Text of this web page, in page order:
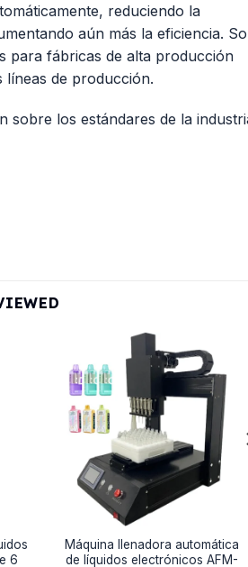
reduciendo la
aún más la eficiencia.
para fábricas de alta producción
líneas de producción.
sobre los estándares de la
6
Máquina llenadora automática
de líquidos electrónicos AFM-